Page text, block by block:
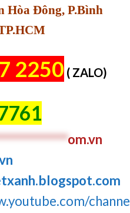
Hòa Đông, P.Bình
2250 ( ZALO)
om.vn